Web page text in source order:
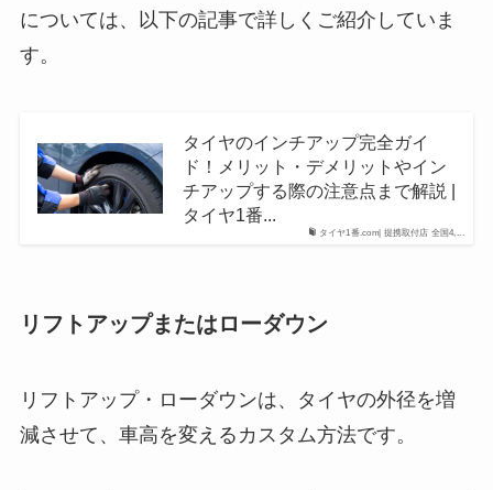
については、以下の記事で詳しくご紹介していま
す。
タイヤ1番.com| 提携取付店 全国4,...
タイヤのインチアップ完全ガイ
ド！メリット・デメリットやイン
チアップする際の注意点まで解説 |
タイヤ1番...
リフトアップまたはローダウン
リフトアップ・ローダウンは、タイヤの外径を増
減させて、車高を変えるカスタム方法です。